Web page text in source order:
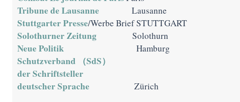
Tribune de Lausanne Lausanne
Stuttgarter Presse/Werbe Brief STUTTGART
Solothurner Zeitung Solothurn
Neue Politik Hamburg
Schutzverband （SdS）
der Schriftsteller
deutscher Sprache Zürich